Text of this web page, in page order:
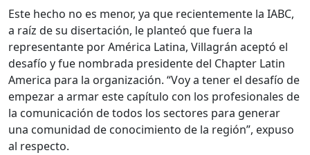
Este hecho no es menor, ya que recientemente la IABC,
a raíz de su disertación, le planteó que fuera la
representante por América Latina, Villagrán aceptó el
desafío y fue nombrada presidente del Chapter Latin
America para la organización. “Voy a tener el desafío de
empezar a armar este capítulo con los profesionales de
la comunicación de todos los sectores para generar
una comunidad de conocimiento de la región”, expuso
al respecto.